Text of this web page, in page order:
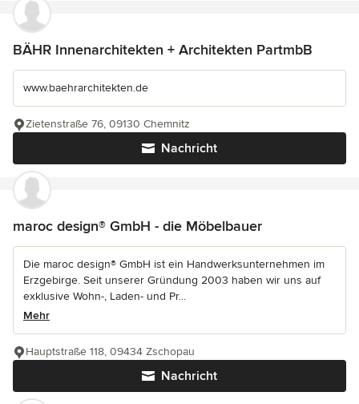
BÄHR Innenarchitekten + Architekten PartmbB
www.baehrarchitekten.de
Nachricht
Zietenstraße 76, 09130 Chemnitz
maroc design® GmbH - die Möbelbauer
Die maroc design® GmbH ist ein Handwerksunternehmen im
Erzgebirge. Seit unserer Gründung 2003 haben wir uns auf
exklusive Wohn-, Laden- und Pr...
Mehr
Nachricht
Hauptstraße 118, 09434 Zschopau